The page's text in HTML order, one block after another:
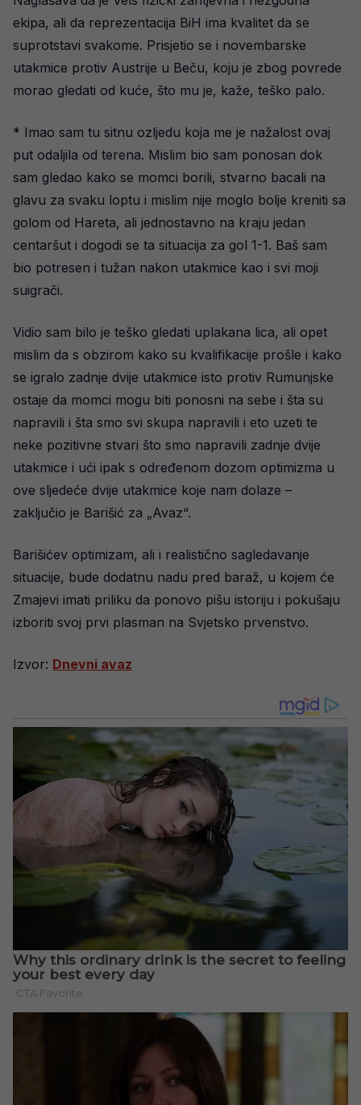
ekipa, ali da reprezentacija BiH ima kvalitet da se
suprotstavi svakome. Prisjetio se i novembarske
utakmice protiv Austrije u Beču, koju je zbog povrede
morao gledati od kuće, što mu je, kaže, teško palo.
* Imao sam tu sitnu ozljedu koja me je nažalost ovaj
put odaljila od terena. Mislim bio sam ponosan dok
sam gledao kako se momci borili, stvarno bacali na
glavu za svaku loptu i mislim nije moglo bolje kreniti sa
golom od Hareta, ali jednostavno na kraju jedan
centaršut i dogodi se ta situacija za gol 1-1. Baš sam
bio potresen i tužan nakon utakmice kao i svi moji
suigrači.
Vidio sam bilo je teško gledati uplakana lica, ali opet
mislim da s obzirom kako su kvalifikacije prošle i kako
se igralo zadnje dvije utakmice isto protiv Rumunjske
ostaje da momci mogu biti ponosni na sebe i šta su
napravili i šta smo svi skupa napravili i eto uzeti te
neke pozitivne stvari što smo napravili zadnje dvije
utakmice i ući ipak s određenom dozom optimizma u
ove sljedeće dvije utakmice koje nam dolaze –
zaključio je Barišić za „Avaz“.
Barišićev optimizam, ali i realistično sagledavanje
situacije, bude dodatnu nadu pred baraž, u kojem će
Zmajevi imati priliku da ponovo pišu istoriju i pokušaju
izboriti svoj prvi plasman na Svjetsko prvenstvo.
Izvor: Dnevni avaz